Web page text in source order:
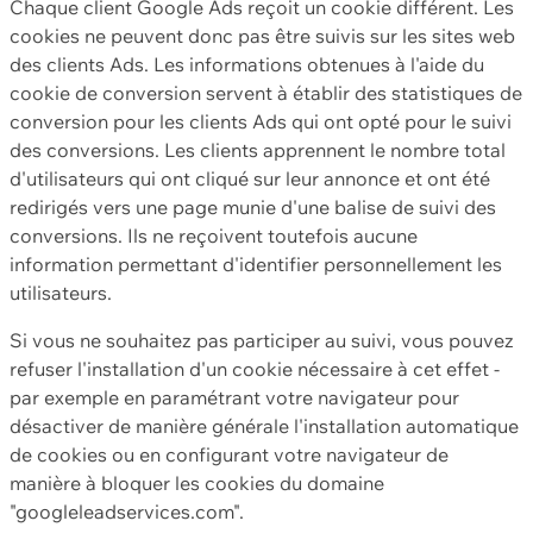
Chaque client Google Ads reçoit un cookie différent. Les
cookies ne peuvent donc pas être suivis sur les sites web
des clients Ads. Les informations obtenues à l'aide du
cookie de conversion servent à établir des statistiques de
conversion pour les clients Ads qui ont opté pour le suivi
des conversions. Les clients apprennent le nombre total
d'utilisateurs qui ont cliqué sur leur annonce et ont été
redirigés vers une page munie d'une balise de suivi des
conversions. Ils ne reçoivent toutefois aucune
information permettant d'identifier personnellement les
utilisateurs.
Si vous ne souhaitez pas participer au suivi, vous pouvez
refuser l'installation d'un cookie nécessaire à cet effet -
par exemple en paramétrant votre navigateur pour
désactiver de manière générale l'installation automatique
de cookies ou en configurant votre navigateur de
manière à bloquer les cookies du domaine
"googleleadservices.com".